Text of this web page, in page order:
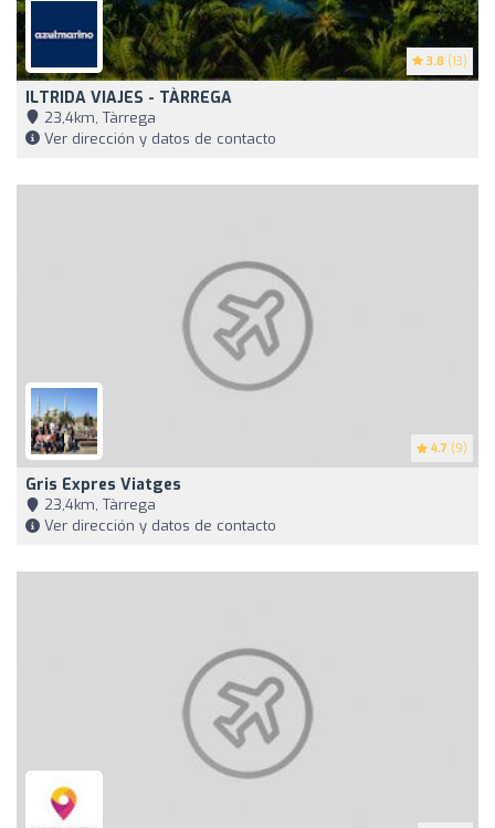
3.8 (13)
ILTRIDA VIAJES - TÀRREGA
23,4km, Tàrrega
Ver dirección y datos de contacto
4.7 (9)
Gris Expres Viatges
23,4km, Tàrrega
Ver dirección y datos de contacto